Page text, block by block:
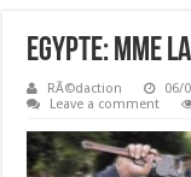
Egypte: Mme
RÃ©daction 06/
Leave a comment